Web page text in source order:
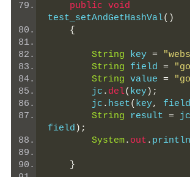
public void
test_setAndGetHashVal()
{
String key =
String field =
String value =
        jc
. del( key);
        jc
. hset( key, field
String result = jc
field );
System. out . println
}